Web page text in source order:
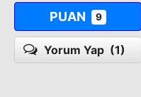
PUAN 9
Yorum Yap (1)